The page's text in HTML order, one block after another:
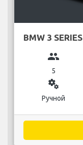
BMW 3 SERIES
group
5
miscellaneous_services
Ручной